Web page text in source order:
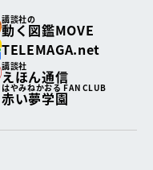
講談社の
動く図鑑MOVE
TELEMAGA.net
講談社
えほん通信
はやみねかおる FAN CLUB
赤い夢学園